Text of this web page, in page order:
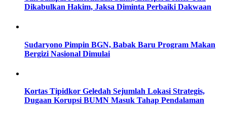
Dikabulkan Hakim, Jaksa Diminta Perbaiki Dakwaan
Sudaryono Pimpin BGN, Babak Baru Program Makan
Bergizi Nasional Dimulai
Kortas Tipidkor Geledah Sejumlah Lokasi Strategis,
Dugaan Korupsi BUMN Masuk Tahap Pendalaman